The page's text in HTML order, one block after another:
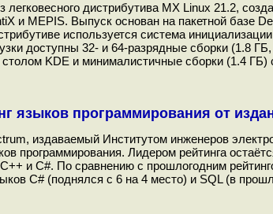
легковесного дистрибутива MX Linux 21.2,
и MEPIS. Выпуск основан на пакетной базе
используется система
доступны 32- и 64-разрядные сборки (1.8
KDE и минималистичные сборки (1.4
языков программирования от
издаваемый Институтом инженеров
программирования. Лидером рейтинга
и С#. По сравнению с прошлогодним
C# (поднялся с 6 на 4 место) и SQL (в